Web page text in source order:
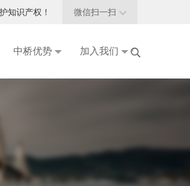
知识产权！ 微信扫一扫 
中桥优势 加入我们 